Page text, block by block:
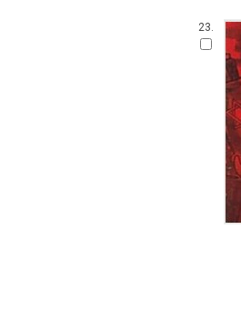
23.